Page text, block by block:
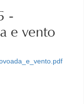
-
e vento